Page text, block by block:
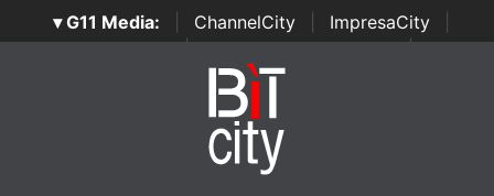
▾ G11 Media: ChannelCity ImpresaCity
SecurityOpenLab | Italian Channel Awards | Italian
Italian Security Awards